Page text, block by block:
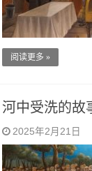
阅读更多 »
河中受洗的故
2025年2月21日